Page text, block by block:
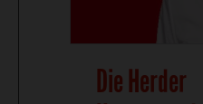
Die Herder